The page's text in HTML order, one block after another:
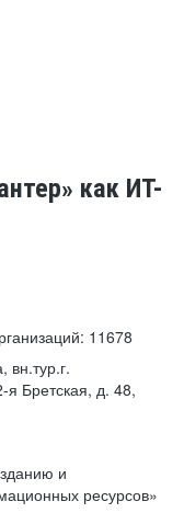
как ИТ-
11678
вн.тур.г.
я Бретская, д. 48,
и
ресурсов»